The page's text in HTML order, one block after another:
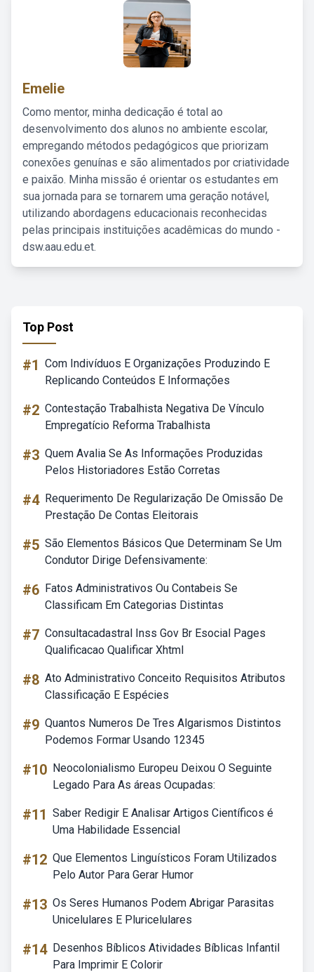
Emelie
Como mentor, minha dedicação é total ao
desenvolvimento dos alunos no ambiente escolar,
empregando métodos pedagógicos que priorizam
conexões genuínas e são alimentados por criatividade
e paixão. Minha missão é orientar os estudantes em
sua jornada para se tornarem uma geração notável,
utilizando abordagens educacionais reconhecidas
pelas principais instituições acadêmicas do mundo -
dsw.aau.edu.et.
Top Post
#1 Com Indivíduos E Organizações Produzindo E
Replicando Conteúdos E Informações
#2 Contestação Trabalhista Negativa De Vínculo
Empregatício Reforma Trabalhista
#3 Quem Avalia Se As Informações Produzidas
Pelos Historiadores Estão Corretas
#4 Requerimento De Regularização De Omissão De
Prestação De Contas Eleitorais
#5 São Elementos Básicos Que Determinam Se Um
Condutor Dirige Defensivamente:
#6 Fatos Administrativos Ou Contabeis Se
Classificam Em Categorias Distintas
#7 Consultacadastral Inss Gov Br Esocial Pages
Qualificacao Qualificar Xhtml
#8 Ato Administrativo Conceito Requisitos Atributos
Classificação E Espécies
#9 Quantos Numeros De Tres Algarismos Distintos
Podemos Formar Usando 12345
#10 Neocolonialismo Europeu Deixou O Seguinte
Legado Para As áreas Ocupadas:
#11 Saber Redigir E Analisar Artigos Científicos é
Uma Habilidade Essencial
#12 Que Elementos Linguísticos Foram Utilizados
Pelo Autor Para Gerar Humor
#13 Os Seres Humanos Podem Abrigar Parasitas
Unicelulares E Pluricelulares
#14 Desenhos Bíblicos Atividades Bíblicas Infantil
Para Imprimir E Colorir